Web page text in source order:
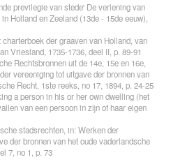
previlegie van stede' De verlening van
Holland en Zeeland (13de - 15de eeuw),
der graaven van Holland, van
Vriesland, 1735-1736, deel II, p. 89-91
Rechtsbronnen uit de 14e, 15e en 16e,
vereeniging tot uitgave der bronnen van
Recht, 1ste reeks, no 17, 1894, p. 24-25
a person in his or her own dwelling (het
van een persoon in zijn of haar eigen
stadsrechten, in: Werken der
der bronnen van het oude vaderlandsche
7, no 1, p. 73